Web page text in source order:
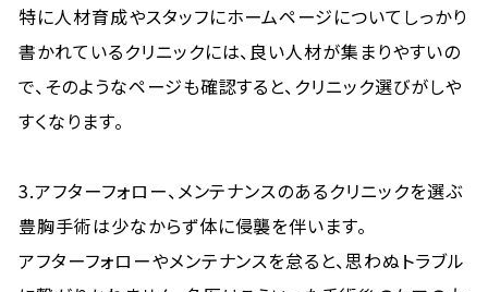
特に人材育成やスタッフにホームページについてしっかり
書かれているクリニックには、良い人材が集まりやすいの
で、そのようなページも確認すると、クリニック選びがしや
すくなります。
3.アフターフォロー、メンテナンスのあるクリニックを選ぶ
豊胸手術は少なからず体に侵襲を伴います。
アフターフォローやメンテナンスを怠ると、思わぬトラブル